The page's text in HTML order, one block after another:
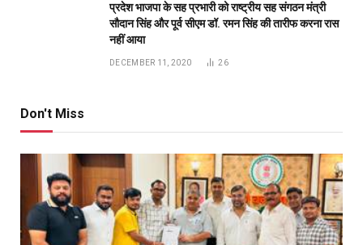
प्रदेश भाजपा के सह प्रभारी को राष्ट्रीय सह संगठन मंत्री
सौदान सिंह और पूर्व सीएम डॉ. रमन सिंह की तारीफ करना रास
नहीं आया
DECEMBER 11, 2020 26
Don't Miss